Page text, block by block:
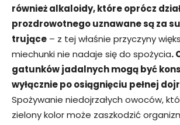
również alkaloidy, które oprócz
prozdrowotnego uznawane są za
trujące – z tej właśnie przyczyny
miechunki nie nadaje się do spożycia.
gatunków jadalnych mogą być
wyłącznie po osiągnięciu pełnej
Spożywanie niedojrzałych owoców,
zielony kolor może zaszkodzić